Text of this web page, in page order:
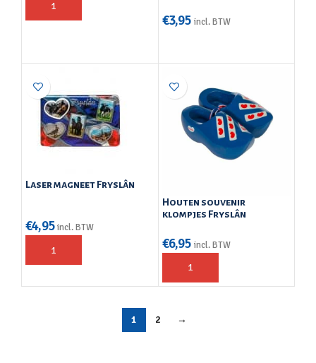
€3,95 incl. BTW
Laser magneet Fryslân
€4,95 incl. BTW
Houten souvenir
klompjes Fryslân
€6,95 incl. BTW
1 2 →